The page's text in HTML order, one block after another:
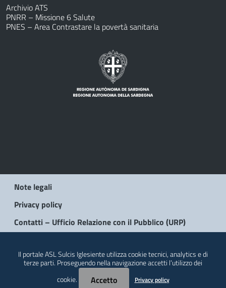
Archivio ATS
PNRR – Missione 6 Salute
PNES – Area Contrastare la povertà sanitaria
Note legali
Privacy policy
Contatti – Ufficio Relazione con il Pubblico (URP)
Il portale ASL Sulcis Iglesiente utilizza cookie tecnici, analytics e di
terze parti. Proseguendo nella navigazione accetti l’utilizzo dei
cookie.
Accetto Privacy policy